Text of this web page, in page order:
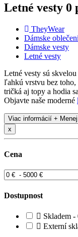
Letné vesty 0
TheyWear
Dámske
Dámske vesty
Letné vesty
Letné vesty sú
ľahkú vrstvu bez toho,
tričká aj topy a hodia
Objavte naše moderné
Viac informácií +
x
Cena
Dostupnost
Skladem -
Externí